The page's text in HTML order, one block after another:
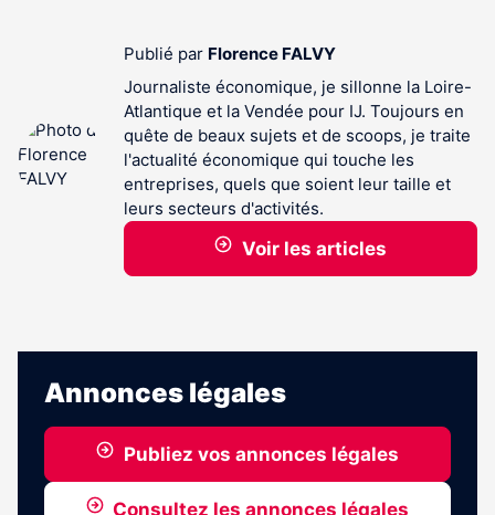
Publié par Florence FALVY
Journaliste économique, je sillonne la Loire-
Atlantique et la Vendée pour IJ. Toujours en
quête de beaux sujets et de scoops, je traite
l'actualité économique qui touche les
entreprises, quels que soient leur taille et
leurs secteurs d'activités.
Voir les articles
Annonces légales
Publiez vos annonces légales
Consultez les annonces légales